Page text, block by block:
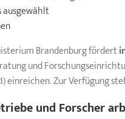
Brandenburg fördert
und
einreichen. Zur Verfügung
und Forscher